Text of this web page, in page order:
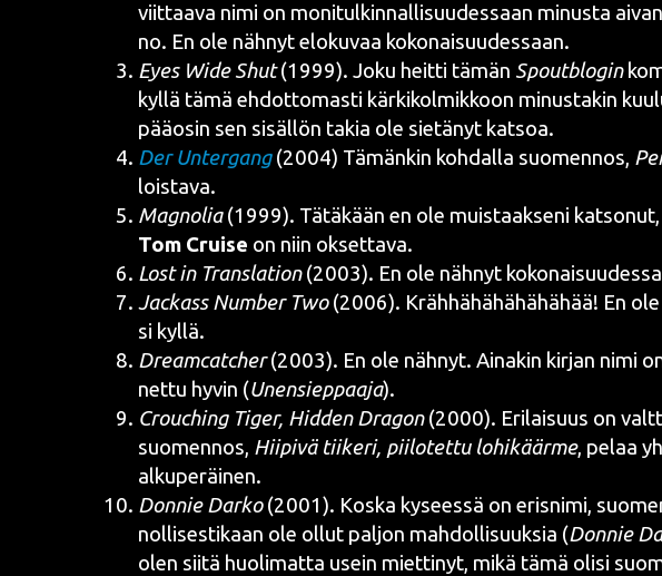
viit­taa­va nimi on moni­tul­kin­nal­li­suu­des­saan minus­ta
no. En ole näh­nyt elo­ku­vaa kokonaisuudessaan.
Eyes Wide Shut(1999). Joku heit­ti tämän Spout­blo­gin
kyl­lä tämä ehdot­to­mas­ti kär­ki­kol­mik­koon minus­ta­kin
pää­osin sen sisäl­lön takia ole sie­tä­nyt katsoa.
Der Unter­gang(2004) Tämän­kin koh­dal­la suo­men­nos,
loistava.
Mag­no­lia(1999). Tätä­kään en ole muis­taak­se­ni
Tom Crui­se on niin oksettava.
Lost in Trans­la­tion(2003). En ole näh­nyt
Jac­kass Num­ber Two(2006). Kräh­hä­hä­hä­hä­hä­hää! En
si kyllä.
Dreamcatc­her(2003). En ole näh­nyt. Aina­kin kir­jan nimi
net­tu hyvin (Unen­siep­paa­ja).
Crouc­hing Tiger, Hid­den Dra­gon(2000). Eri­lai­suus on
suo­men­nos, Hii­pi­vä tii­ke­ri, pii­lo­tet­tu lohi­käär­me, pelaa
alkuperäinen.
Don­nie Dar­ko(2001). Kos­ka kysees­sä on eris­ni­mi,
nol­li­ses­ti­kaan ole ollut pal­jon mah­dol­li­suuk­sia (Don­nie
olen sii­tä huo­li­mat­ta usein miet­ti­nyt, mikä tämä oli­si